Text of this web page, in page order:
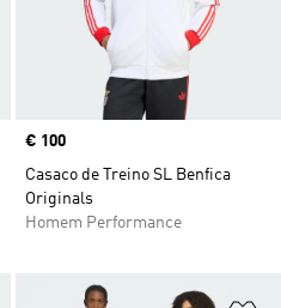
Price
€ 100
Casaco de Treino SL Benfica
Originals
Homem Performance